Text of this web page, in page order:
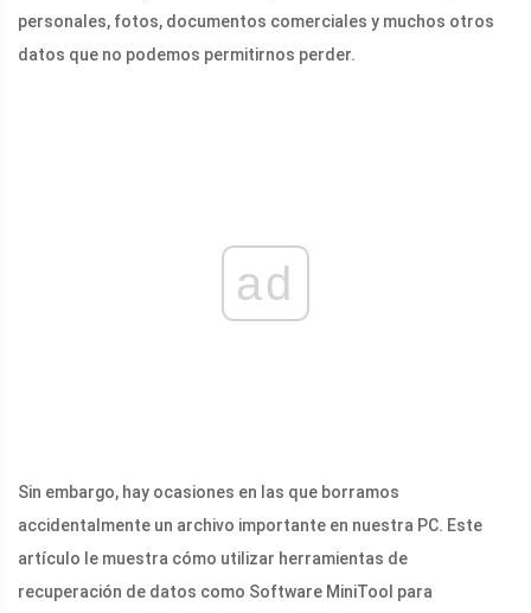
personales, fotos, documentos comerciales y muchos otros
datos que no podemos permitirnos perder.
ad
Sin embargo, hay ocasiones en las que borramos
accidentalmente un archivo importante en nuestra PC. Este
artículo le muestra cómo utilizar herramientas de
recuperación de datos como Software MiniTool para